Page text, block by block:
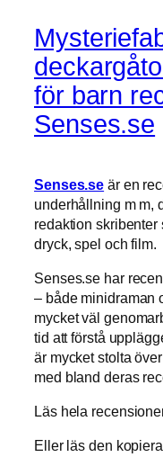
för barn
Senses.se
Senses.se är en
underhållning m m,
redaktion skribenter
dryck, spel och film.
Senses.se har
– både minidraman
mycket väl
tid att förstå
är mycket stolta
med bland deras
Läs hela
Eller läs den